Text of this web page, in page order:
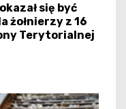
się być
żołnierzy z 16
Terytorialnej